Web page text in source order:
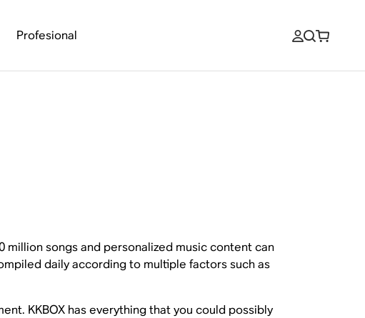
Profesional
million songs and personalized music content can
daily according to multiple factors such as
KKBOX has everything that you could possibly